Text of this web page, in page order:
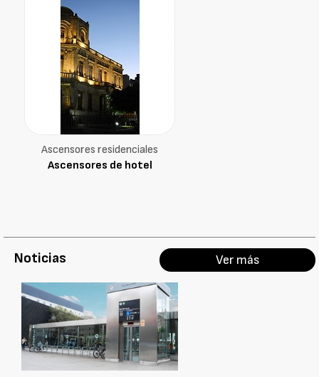
Ascensores residenciales
Ascensores de hotel
Noticias Ver más